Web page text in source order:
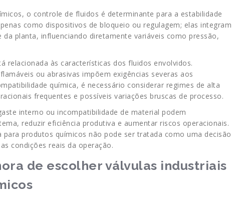
o controle de fluidos é determinante para a estabilidade
como dispositivos de bloqueio ou regulagem; elas integram
planta, influenciando diretamente variáveis como pressão,
relacionada às características dos fluidos envolvidos.
ou abrasivas impõem exigências severas aos
química, é necessário considerar regimes de alta
frequentes e possíveis variações bruscas de processo.
interno ou incompatibilidade de material podem
reduzir eficiência produtiva e aumentar riscos operacionais.
para produtos químicos não pode ser tratada como uma decisão
condições reais da operação.
de escolher válvulas industriais